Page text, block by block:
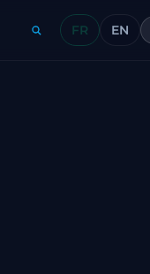
FR EN